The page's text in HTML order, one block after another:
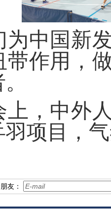
为中国新
带作用，
上，中外
项目，
友：